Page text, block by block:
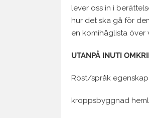
lever oss in i
hur det ska gå för
en komihåglista över
UTANPÅ INUTI
Röst/språk
kroppsbyggnad